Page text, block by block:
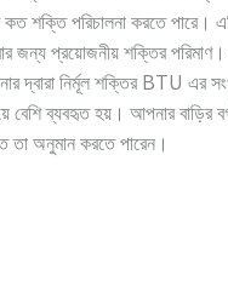
কত শক্তি পরিচালনা করতে পারে।
জন্য প্রয়োজনীয় শক্তির
দ্বারা নির্মূল শক্তির BTU এর
বেশি ব্যবহৃত হয়। আপনার
তা অনুমান করতে পারেন।